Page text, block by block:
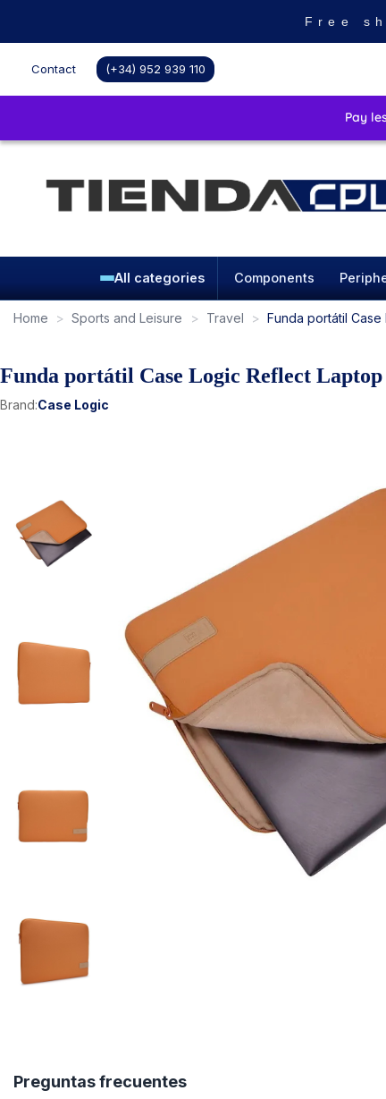
Free
Contact (+34) 952 939 110
All categories Components
Home Sports and Leisure Travel Funda portátil
Funda portátil Case Logic Reflect Laptop
Brand:Case Logic
Preguntas frecuentes